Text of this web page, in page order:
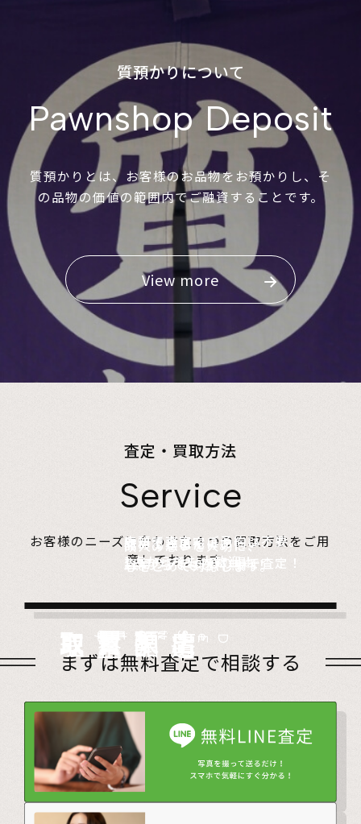
質預かりについて
Pawnshop Deposit
質預かりとは、お客様のお品物をお預かりし、そ
の品物の価値の範囲内でご融資することです。
View more
査定・買取方法
Service
お客様のニーズに合わせた４つの買取方法をご用
意しております。
Store
店頭買取
店頭で査定、ご予約は不要。
1点からでも大歓迎！
出張買取
無料でご自宅にお伺い、
査定のプロがその場で査定！
Del
i
very
宅配買取
詰めて送るだけ。
1点からでも送料無料！
Estate
遺品整理
故人の想いを大切に、
心をこめて対応します。
まずは無料査定で相談する